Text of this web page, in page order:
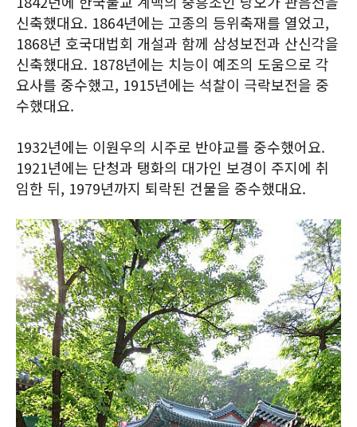
신축했대요. 1864년에는 고종의 등위축재를 열었고,
1868년 호국대법회 개설과 함께 삼성보전과 산신각을
신축했대요. 1878년에는 치능이 예조의 도움으로 각
요사를 중수했고, 1915년에는 석찰이 극락보전을 중
수했대요.
1932년에는 이원우의 시주로 반야교를 중수했어요.
1921년에는 단청과 탱화의 대가인 보경이 주지에 취
임한 뒤, 1979년까지 퇴락된 건물을 중수했대요.